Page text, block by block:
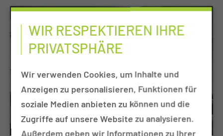
WIR RESPEKTIEREN IHRE
PRIVATSPHÄRE
Wir verwenden Cookies, um Inhalte und
Anzeigen zu personalisieren, Funktionen für
soziale Medien anbieten zu können und die
Zugriffe auf unsere Website zu analysieren.
Außerdem geben wir Informationen zu Ihrer